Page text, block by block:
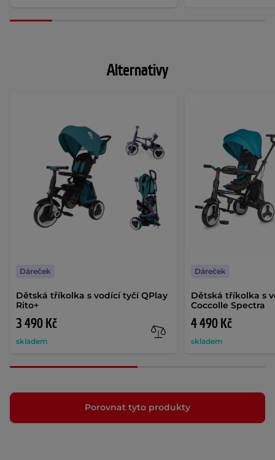
Alternativy
Dětská tříkolka s vodící tyčí QPlay
Rito+
3 490 Kč
skladem
Dáreček
Dětská tříkolka s
Coccolle Spectra
4 490 Kč
skladem
Dáreček
Porovnat tyto produkty